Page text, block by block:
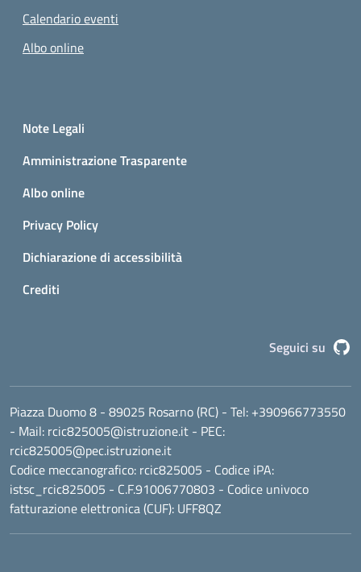
Calendario eventi
Albo online
Small prints
Note Legali
Amministrazione Trasparente
Albo online
Privacy Policy
Dichiarazione di accessibilità
Crediti
Seguici su
Piazza Duomo 8 - 89025 Rosarno (RC) - Tel: +390966773550
- Mail: rcic825005@istruzione.it - PEC:
rcic825005@pec.istruzione.it
Codice meccanografico: rcic825005 - Codice iPA:
istsc_rcic825005 - C.F.91006770803 - Codice univoco
fatturazione elettronica (CUF): UFF8QZ